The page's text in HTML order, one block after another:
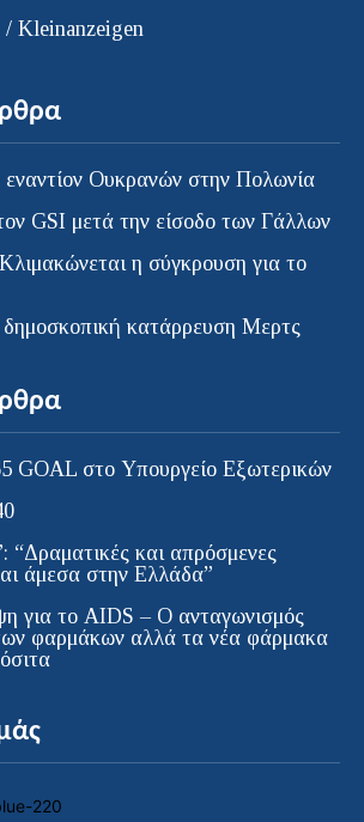
/ Kleinanzeigen
Ουκρανών στην Πολωνία
GSI μετά την είσοδο των Γάλλων
η σύγκρουση για το
κατάρρευση Μερτς
GOAL στο Υπουργείο Εξωτερικών
“Δραματικές και απρόσμενες
άμεσα στην Ελλάδα”
για το AIDS – Ο ανταγωνισμός
των φαρμάκων αλλά τα νέα φάρμακα